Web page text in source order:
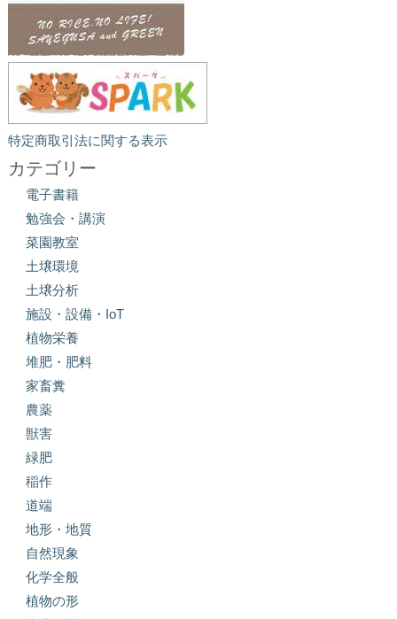
特定商取引法に関する表示
カテゴリー
電子書籍
勉強会・講演
菜園教室
土壌環境
土壌分析
施設・設備・IoT
植物栄養
堆肥・肥料
家畜糞
農薬
獣害
緑肥
稲作
道端
地形・地質
自然現象
化学全般
植物の形